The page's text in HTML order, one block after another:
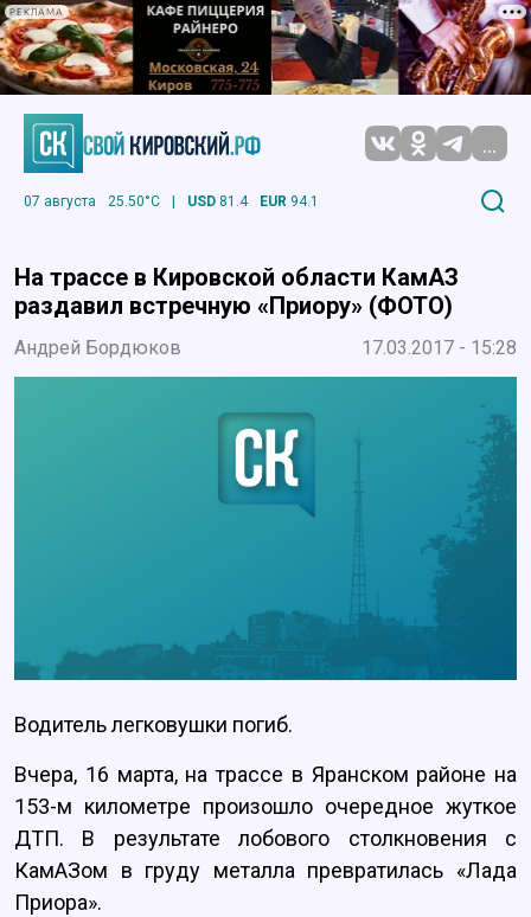
РЕКЛАМА
...
07 августа 25.50°C | USD 81.4 EUR 94.1
На трассе в Кировской области КамАЗ
раздавил встречную «Приору» (ФОТО)
Андрей Бордюков 17.03.2017 - 15:28
Водитель легковушки погиб.
Вчера, 16 марта, на трассе в Яранском районе на
153-м километре произошло очередное жуткое
ДТП. В результате лобового столкновения с
КамАЗом в груду металла превратилась «Лада
Приора».